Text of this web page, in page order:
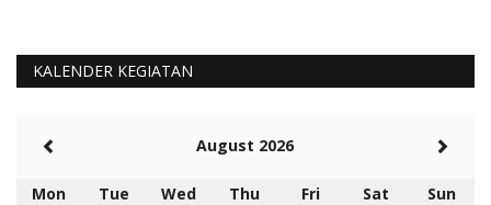
KALENDER KEGIATAN
August 2026
Mon Tue Wed Thu Fri Sat
Sun